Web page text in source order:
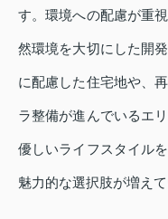
す。環境への配慮が重
然環境を大切にした開
に配慮した住宅地や、
ラ整備が進んでいるエ
優しいライフスタイル
魅力的な選択肢が増えて